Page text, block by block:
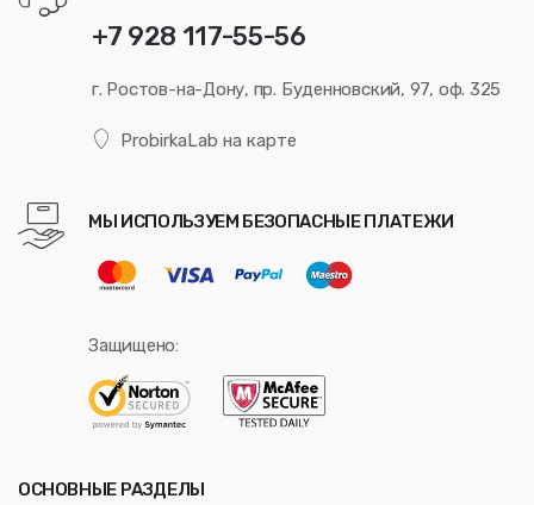
+7 928 117-55-56
г. Ростов-на-Дону, пр. Буденновский, 97, оф. 325
ProbirkaLab на карте
МЫ ИСПОЛЬЗУЕМ БЕЗОПАСНЫЕ ПЛАТЕЖИ
Защищено:
ОСНОВНЫЕ РАЗДЕЛЫ